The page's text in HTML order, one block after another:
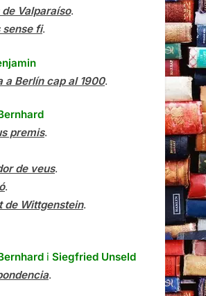
Valparaíso.
sense fi.
a Berlín cap al 1900.
premis.
de veus.
.
de Wittgenstein.
i Siegfried Unseld
.